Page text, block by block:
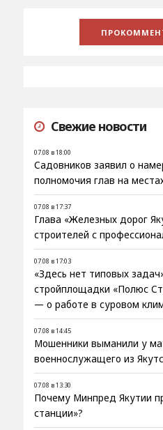
Свежие новости
07.08 в 18:00
Садовников заявил о
полномочия глав на
07.08 в 17:37
Глава «Железных дорог
строителей с
07.08 в 17:03
«Здесь нет типовых
стройплощадки «Полюс
— о работе в суровом
07.08 в 14:45
Мошенники выманили у
военнослужащего из
07.08 в 13:30
Почему Минпред Якутии
станции»?